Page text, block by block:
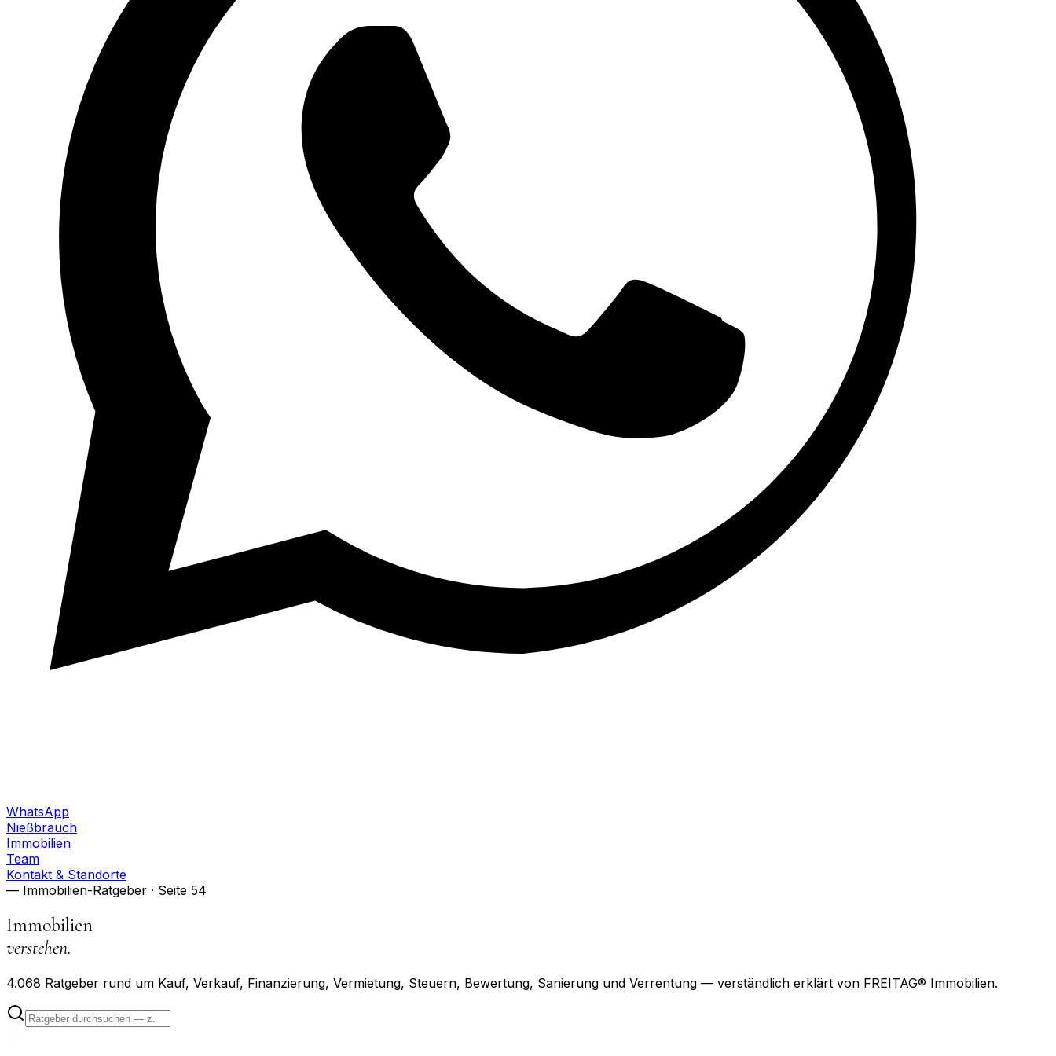
WhatsApp
Nießbrauch
Immobilien
Team
Kontakt & Standorte
— Immobilien-Ratgeber · Seite 54
Immobilien
verstehen.
4.068 Ratgeber rund um Kauf, Verkauf, Finanzierung, Vermietung, Steuern, Bewertung, Sanierung und Verrentung — verständlich erklärt von FREITAG® Immobilien.